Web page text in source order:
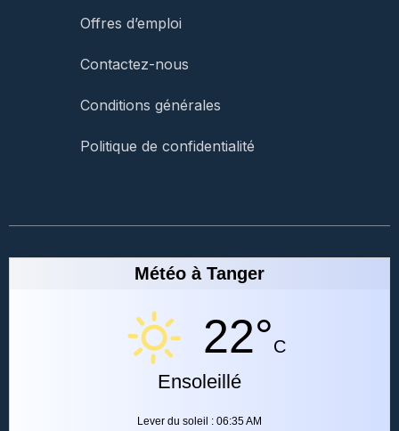
Offres d’emploi
Contactez-nous
Conditions générales
Politique de confidentialité
Météo à Tanger
22°C
Ensoleillé
Lever du soleil : 06:35 AM